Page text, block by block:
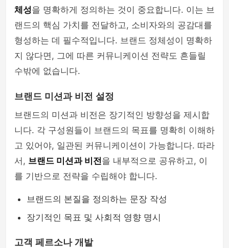
체성을 명확하게 정의하는 것이 중요합니다. 이는 브
랜드의 핵심 가치를 전달하고, 소비자와의 공감대를
형성하는 데 필수적입니다. 브랜드 정체성이 명확하
지 않다면, 그에 따른 커뮤니케이션 전략도 흔들릴
수밖에 없습니다.
브랜드 미션과 비전 설정
브랜드의 미션과 비전은 장기적인 방향성을 제시합
니다. 각 구성원들이 브랜드의 목표를 명확히 이해하
고 있어야, 일관된 커뮤니케이션이 가능합니다. 따라
서, 브랜드 미션과 비전을 내부적으로 공유하고, 이
를 기반으로 전략을 수립해야 합니다.
브랜드의 본질을 정의하는 문장 작성
장기적인 목표 및 사회적 영향 명시
고객 페르소나 개발